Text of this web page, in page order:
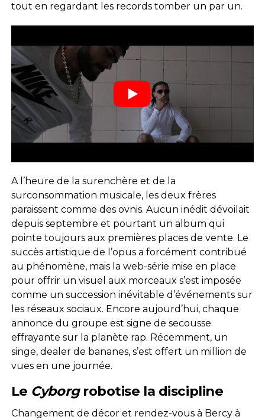
tout en regardant les records tomber un par un.
A l’heure de la surenchère et de la
surconsommation musicale, les deux frères
paraissent comme des ovnis. Aucun inédit dévoilait
depuis septembre et pourtant un album qui
pointe toujours aux premières places de vente. Le
succès artistique de l’opus a forcément contribué
au phénomène, mais la web-série mise en place
pour offrir un visuel aux morceaux s’est imposée
comme un succession inévitable d’événements sur
les réseaux sociaux. Encore aujourd’hui, chaque
annonce du groupe est signe de secousse
effrayante sur la planète rap. Récemment, un
singe, dealer de bananes, s’est offert un million de
vues en une journée.
Le Cyborg robotise la discipline
Changement de décor et rendez-vous à Bercy à